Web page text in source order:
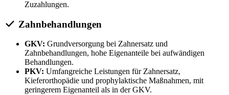
Zuzahlungen.
Zahnbehandlungen
GKV: Grundversorgung bei Zahnersatz und
Zahnbehandlungen, hohe Eigenanteile bei aufwändigen
Behandlungen.
PKV: Umfangreiche Leistungen für Zahnersatz,
Kieferorthopädie und prophylaktische Maßnahmen, mit
geringerem Eigenanteil als in der GKV.